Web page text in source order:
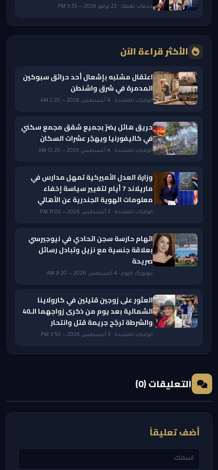
خدمات تهمك · 23 يوليو 2026 — 5:35 PM
الأكثر قراءة الآن
اعتقال مشتبه بإشعال أحد حرائق سبوكين
المدمرة في شرق واشنطن
الولايات المتحدة · 4 أغسطس 2026 — 2:20 AM
حريق هائل يضرّ بجميع شقق مجمع سكني
في كاليفورنيا ويهجّر عشرات السكان
الولايات المتحدة · 4 أغسطس 2026 — 12:20 AM
وزارة العدل الأميركية تمهل مدارس في
ماريلاند 7 أيام لتغيير سياسة إخفاء
معلومات الهوية الجندرية عن الأهالي
الولايات المتحدة · 3 أغسطس 2026 — 11:05 PM
اتهام حارسة سجن اتحادي في نيوجيرسي
بعلاقة جنسية مع نزيل وتبادل رسائل
صريحة
نيويورك اليوم · 4 أغسطس 2026 — 8:20 AM
العثور على زوجين قتيلين في كارولاينا
الشمالية بعد يوم من ذكرى زواجهما الـ40
والشرطة ترجّح جريمة قتل وانتحار
الولايات المتحدة · 3 أغسطس 2026 — 3:50 PM
التعليقات (0)
أضف تعليقاً